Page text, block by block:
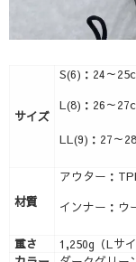
サイズ
S(6)：24～
L(8)：26～
LL(9)：27～
材質
アウター：
インナー：ウ
重さ
1,250g（Lサイ